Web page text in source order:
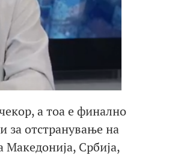
а тоа е финално
за отстранување на
Македонија, Србија,